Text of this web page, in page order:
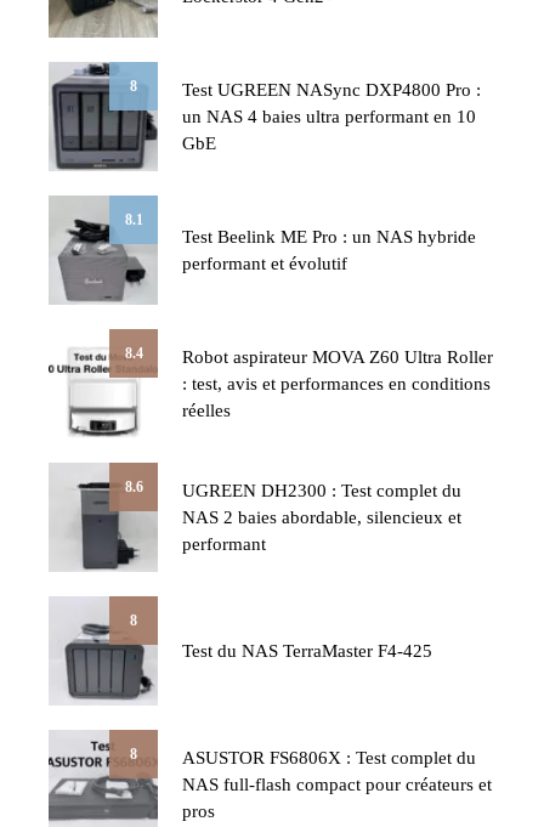
8
Test UGREEN NASync DXP4800 Pro :
un NAS 4 baies ultra performant en 10
GbE
8.1
Test Beelink ME Pro : un NAS hybride
performant et évolutif
8.4
Robot aspirateur MOVA Z60 Ultra Roller
: test, avis et performances en conditions
réelles
8.6
UGREEN DH2300 : Test complet du
NAS 2 baies abordable, silencieux et
performant
8
Test du NAS TerraMaster F4-425
8
ASUSTOR FS6806X : Test complet du
NAS full-flash compact pour créateurs et
pros